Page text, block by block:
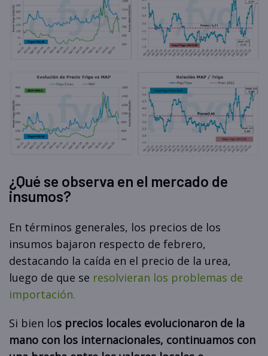
¿Qué se observa en el mercado de
insumos?
En términos generales, los precios de los
insumos bajaron respecto de febrero,
destacando la caída en el precio de la urea,
luego de que se resolvieran los problemas de
importación.
Si bien los precios locales evolucionaron de la
mano con los internacionales, continuamos con